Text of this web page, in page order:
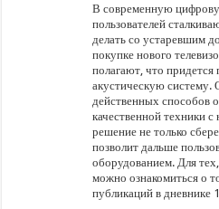
В современную
пользователей
делать со устаревшим
покупке нового
полагают, что
акустическую систему.
действенных способов
качественной техники
решение не только
позволит дальше
оборудованием. Для
можно ознакомиться о
публикаций в дневнике